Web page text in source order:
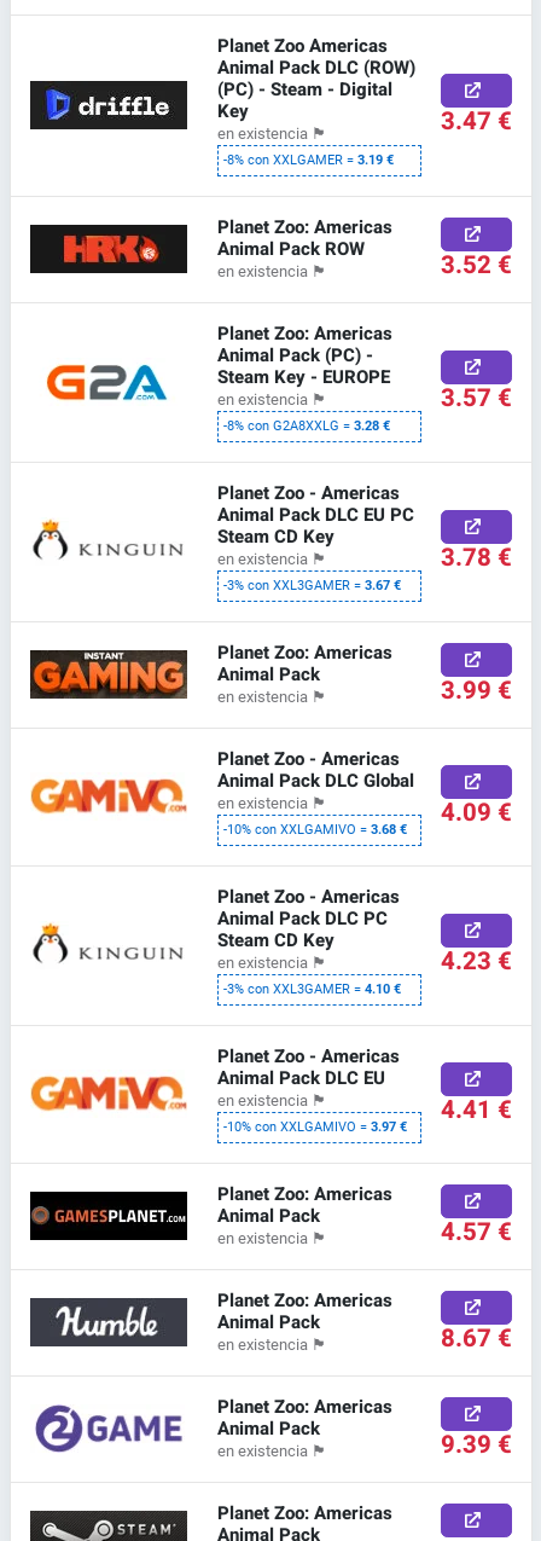
Planet Zoo Americas
Animal Pack DLC (ROW)
(PC) - Steam - Digital
Key
en existencia 🏴
-8% con XXLGAMER =3.19 €
3.47 €
Planet Zoo: Americas
Animal Pack ROW
en existencia 🏴 3.52 €
Planet Zoo: Americas
Animal Pack (PC) -
Steam Key - EUROPE
en existencia 🏴
-8% con G2A8XXLG =3.28 €
3.57 €
Planet Zoo - Americas
Animal Pack DLC EU PC
Steam CD Key
en existencia 🏴
-3% con XXL3GAMER =3.67 €
3.78 €
Planet Zoo: Americas
Animal Pack
en existencia 🏴 3.99 €
Planet Zoo - Americas
Animal Pack DLC Global
en existencia 🏴
-10% con XXLGAMIVO =3.68 € 4.09 €
Planet Zoo - Americas
Animal Pack DLC PC
Steam CD Key
en existencia 🏴
-3% con XXL3GAMER =4.10 €
4.23 €
Planet Zoo - Americas
Animal Pack DLC EU
en existencia 🏴
-10% con XXLGAMIVO =3.97 € 4.41 €
Planet Zoo: Americas
Animal Pack
en existencia 🏴 4.57 €
Planet Zoo: Americas
Animal Pack
en existencia 🏴 8.67 €
Planet Zoo: Americas
Animal Pack
en existencia 🏴 9.39 €
Planet Zoo: Americas
Animal Pack